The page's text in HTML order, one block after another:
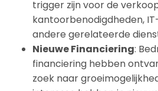
trigger zijn voor de
kantoorbenodigdheden,
andere gerelateerde
Nieuwe Financiering:
financiering hebben
zoek naar